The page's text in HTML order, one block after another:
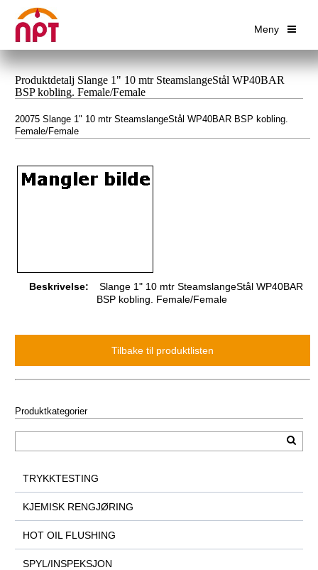
Meny
Produktdetalj Slange 1" 10 mtr SteamslangeStål WP40BAR
BSP kobling. Female/Female
20075 Slange 1" 10 mtr SteamslangeStål WP40BAR BSP kobling.
Female/Female
Beskrivelse:
Slange 1" 10 mtr SteamslangeStål WP40BAR
BSP kobling. Female/Female
Produktkategorier
TRYKKTESTING
KJEMISK RENGJØRING
HOT OIL FLUSHING
SPYL/INSPEKSJON